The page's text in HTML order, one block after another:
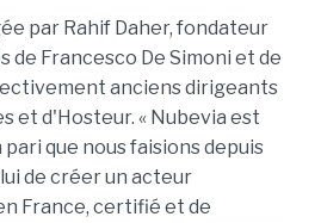
par Rahif Daher, fondateur
de Francesco De Simoni et de
anciens dirigeants
et d'Hosteur. « Nubevia est
que nous faisions depuis
de créer un acteur
France, certifié et de